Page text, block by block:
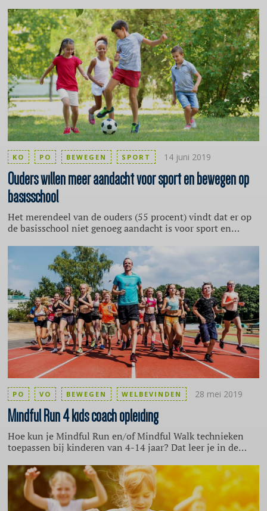
Mulier Instituut laat echter zien dat de sportdeelname bij
de jeugd constant is gebleven.
Ouderswillen meer aandacht voor sport en bewegen op
basisschool
Het merendeel van de ouders (55 procent) vindt dat er op
de basisschool niet genoeg aandacht is voor sport en
peiling van het Kenniscentrum Sport samen met Stichting
Opvoeden.nl.
KO PO BEWEGEN SPORT 14 juni 2019
Mindful Run 4 kids coach opleiding
Hoe kun je Mindful Run en/of Mindful Walk technieken
toepassen bij kinderen van 4-14 jaar? Dat leer je in de
een initiatief van Martijn Mensink en Dianne Schutmaat.
De cursus wordt gegeven op donderdag 22 en vrijdag 23
augustus in Arnhem. Beide dagen van 10 uur ’s ochtends
tot ongeveer vier uur ’s middags.
PO VO BEWEGEN WELBEVINDEN 28 mei 2019